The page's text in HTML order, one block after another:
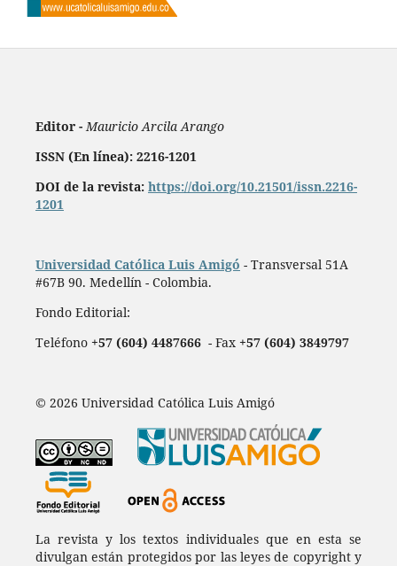
Editor -Mauricio Arcila Arango
ISSN (En línea): 2216-1201
DOI de la revista: https://doi.org/10.21501/issn.2216-
1201
Universidad Católica Luis Amigó - Transversal 51A
#67B 90. Medellín - Colombia.
Fondo Editorial:
Teléfono +57 (604) 4487666- Fax +57 (604) 3849797
© 2026 Universidad Católica Luis Amigó
La revista y los textos individuales que en esta se
divulgan están protegidos por las leyes de copyright y